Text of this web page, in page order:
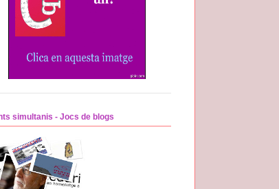
simultanis - Jocs de blogs